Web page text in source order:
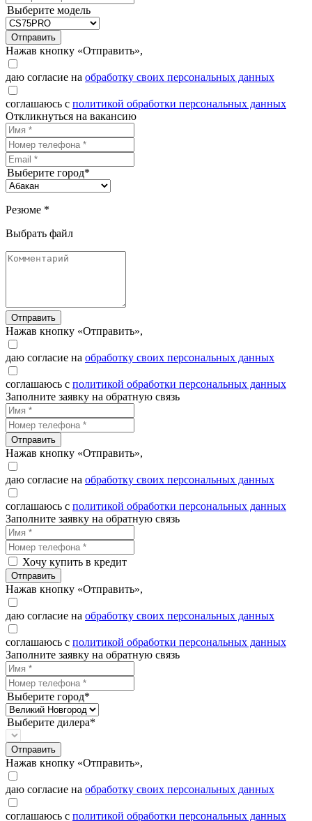
Выберите модель
Отправить
Нажав кнопку «Отправить»,
даю согласие на обработку своих персональных данных
соглашаюсь с политикой обработки персональных данных
Откликнуться на вакансию
Выберите город*
Резюме *
Выбрать файл
Отправить
Нажав кнопку «Отправить»,
даю согласие на обработку своих персональных данных
соглашаюсь с политикой обработки персональных данных
Заполните заявку на обратную связь
Отправить
Нажав кнопку «Отправить»,
даю согласие на обработку своих персональных данных
соглашаюсь с политикой обработки персональных данных
Заполните заявку на обратную связь
Хочу купить в кредит
Отправить
Нажав кнопку «Отправить»,
даю согласие на обработку своих персональных данных
соглашаюсь с политикой обработки персональных данных
Заполните заявку на обратную связь
Выберите город*
Выберите дилера*
Отправить
Нажав кнопку «Отправить»,
даю согласие на обработку своих персональных данных
соглашаюсь с политикой обработки персональных данных